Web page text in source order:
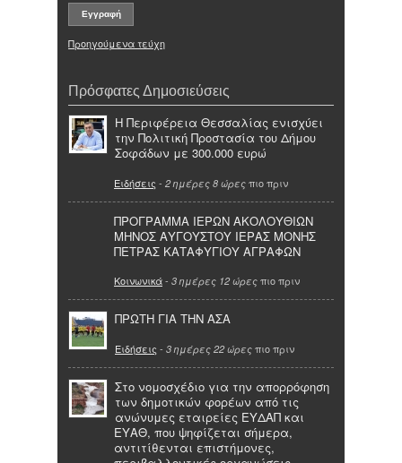
Προηγούμενα τεύχη
Πρόσφατες Δημοσιεύσεις
Η Περιφέρεια Θεσσαλίας ενισχύει
την Πολιτική Προστασία του Δήμου
Σοφάδων με 300.000 ευρώ
Ειδήσεις - 2 ημέρες 8 ώρες πιο πριν
ΠΡΟΓΡΑΜΜΑ ΙΕΡΩΝ ΑΚΟΛΟΥΘΙΩΝ
ΜΗΝΟΣ ΑΥΓΟΥΣΤΟΥ ΙΕΡΑΣ ΜΟΝΗΣ
ΠΕΤΡΑΣ ΚΑΤΑΦΥΓΙΟΥ ΑΓΡΑΦΩΝ
Κοινωνικά- 3 ημέρες 12 ώρες πιο πριν
ΠΡΩΤΗ ΓΙΑ ΤΗΝ ΑΣΑ
Ειδήσεις - 3 ημέρες 22 ώρες πιο πριν
Στο νομοσχέδιο για την απορρόφηση
των δημοτικών φορέων από τις
ανώνυμες εταιρείες ΕΥΔΑΠ και
ΕΥΑΘ, που ψηφίζεται σήμερα,
αντιτίθενται επιστήμονες,